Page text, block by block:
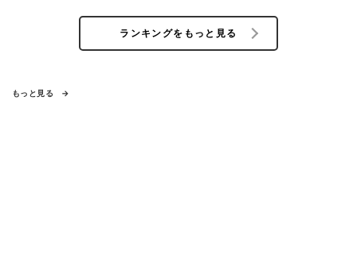
ランキングをもっと見る
もっと見る